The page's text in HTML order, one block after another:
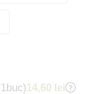
14,60 lei